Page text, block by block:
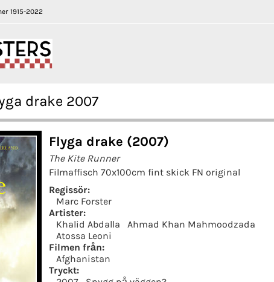
1915-2022
drake 2007
Flyga drake (2007)
The Kite Runner
Filmaffisch 70x100cm fint skick FN original
Regissör:
Marc Forster
Artister:
Khalid Abdalla
Ahmad Khan Mahmoodzada
Atossa Leoni
Filmen från:
Afghanistan
Tryckt: